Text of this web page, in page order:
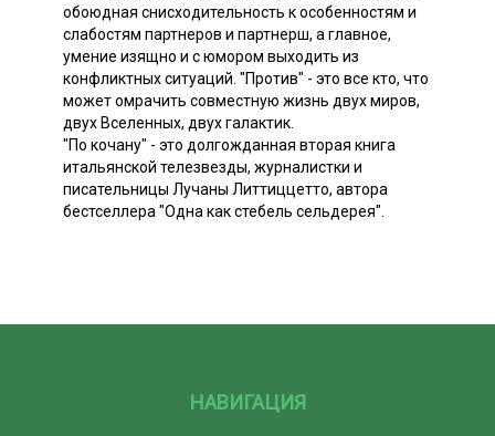
обоюдная снисходительность к особенностям и
слабостям партнеров и партнерш, а главное,
умение изящно и с юмором выходить из
конфликтных ситуаций. "Против" - это все кто, что
может омрачить совместную жизнь двух миров,
двух Вселенных, двух галактик.
"По кочану" - это долгожданная вторая книга
итальянской телезвезды, журналистки и
писательницы Лучаны Литтиццетто, автора
бестселлера "Одна как стебель сельдерея".
НАВИГАЦИЯ